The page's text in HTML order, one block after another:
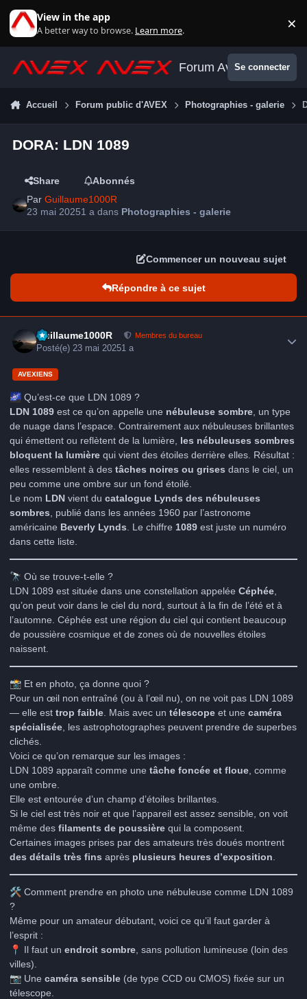
View in the app
A better way to browse. Learn more. ×
Forum AvexSe connecter
Accueil Forum public d'AVEX Photographies - galerie
DORA: LDN 1089
Share
Abonnés
ParGuillaume1000R
23 mai 20251 a dans Photographies - galerie
Commencer un nouveau sujet
Répondre à ce sujet
Guillaume1000R Membres du bureau
Posté(e) 23 mai 20251 a
AVEXIENS
🌌 Qu’est-ce que LDN 1089 ?
LDN 1089 est ce qu’on appelle une nébuleuse sombre , un type
de nuage dans l’espace. Contrairement aux nébuleuses brillantes
qui émettent ou reflètent de la lumière, les nébuleuses sombres
bloquent la lumière qui vient des étoiles derrière elles. Résultat :
elles ressemblent à des tâches noires ou grises dans le ciel, un
peu comme une ombre sur un fond étoilé.
Le nom LDN vient du catalogue Lynds des nébuleuses
sombres , publié dans les années 1960 par l’astronome
américaine Beverly Lynds . Le chiffre 1089 est juste un numéro
dans cette liste.
🔭 Où se trouve-t-elle ?
LDN 1089 est située dans une constellation appelée Céphée
qu’on peut voir dans le ciel du nord, surtout à la fin de l’été et à
l’automne. Céphée est une région du ciel qui contient beaucoup
de poussière cosmique et de zones où de nouvelles étoiles
naissent.
📸 Et en photo, ça donne quoi ?
Pour un œil non entraîné (ou à l’œil nu), on ne voit pas LDN 1089
— elle est trop faible . Mais avec un télescope et une caméra
spécialisée , les astrophotographes peuvent prendre de superbes
clichés.
Voici ce qu’on remarque sur les images :
LDN 1089 apparaît comme une tâche foncée et floue , comme
une ombre.
Elle est entourée d’un champ d’étoiles brillantes.
Si le ciel est très noir et que l’appareil est assez sensible, on voit
même des filaments de poussière qui la composent.
Certaines images prises par des amateurs très doués montrent
des détails très fins après plusieurs heures d’exposition
🛠️ Comment prendre en photo une nébuleuse comme LDN 1089
?
Même pour un amateur débutant, voici ce qu’il faut garder à
l’esprit :
📍 Il faut un endroit sombre , sans pollution lumineuse (loin des
villes).
📷 Une caméra sensible (de type CCD ou CMOS) fixée sur un
télescope.